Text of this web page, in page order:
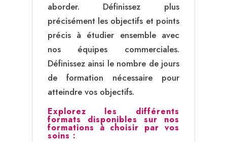
aborder. Définissez plus
précisément les objectifs et points
précis à étudier ensemble avec
nos équipes commerciales.
Définissez ainsi le nombre de jours
de formation nécessaire pour
atteindre vos objectifs.
Explorez les différents
formats disponibles sur nos
formations à choisir par vos
soins :